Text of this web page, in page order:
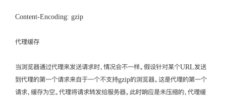
Content-Encoding: gzip
代理缓存
当浏览器通过代理来发送请求时，情况会不一样。假设针对某个URL发送
到代理的第一个请求来自于一个不支持gzip的浏览器。这是代理的第一个
请求，缓存为空。代理将请求转发给服务器。此时响应是未压缩的，代理缓